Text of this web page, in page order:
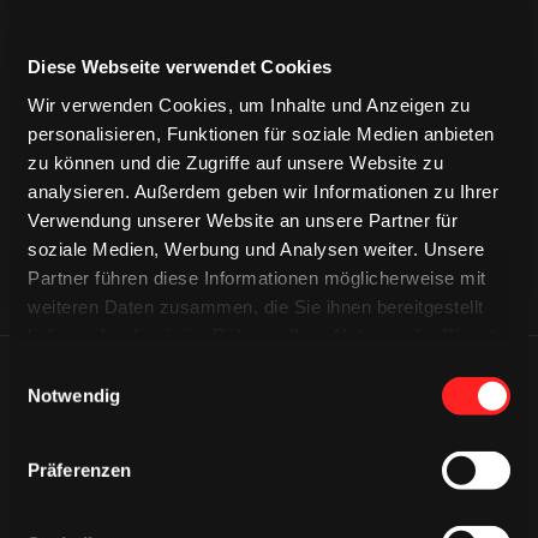
Diese Webseite verwendet Cookies
Wir verwenden Cookies, um Inhalte und Anzeigen zu
personalisieren, Funktionen für soziale Medien anbieten
zu können und die Zugriffe auf unsere Website zu
analysieren. Außerdem geben wir Informationen zu Ihrer
Verwendung unserer Website an unsere Partner für
soziale Medien, Werbung und Analysen weiter. Unsere
Partner führen diese Informationen möglicherweise mit
weiteren Daten zusammen, die Sie ihnen bereitgestellt
Notwendig
Präferenzen
CAPS & CO
CAPS & CO
CAPS & CO
ÄHNLICHE NEWS